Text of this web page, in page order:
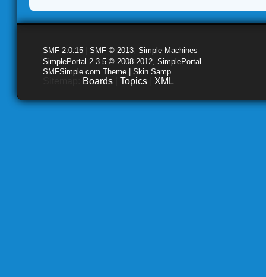
SMF 2.0.15 SMF © 2013 Simple Machines
SimplePortal 2.3.5 © 2008-2012, SimplePortal
SMFSimple.com Theme | Skin Samp
Boards Topics XML